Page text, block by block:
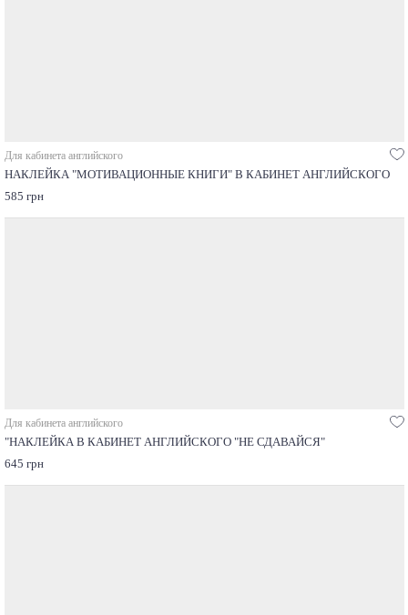
Для кабинета английского
НАКЛЕЙКА "МОТИВАЦИОННЫЕ КНИГИ" В КАБИНЕТ АНГЛИЙСКОГО
585 грн
Для кабинета английского
"НАКЛЕЙКА В КАБИНЕТ АНГЛИЙСКОГО "НЕ СДАВАЙСЯ"
645 грн